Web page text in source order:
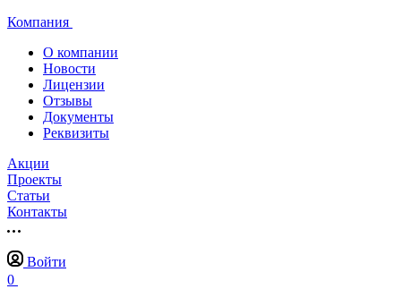
Компания
О компании
Новости
Лицензии
Отзывы
Документы
Реквизиты
Акции
Проекты
Статьи
Контакты
Войти
0